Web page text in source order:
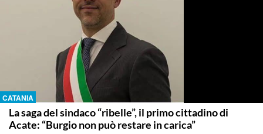
CATANIA
La saga del sindaco “ribelle”, il primo cittadino di
Acate: “Burgio non può restare in carica”